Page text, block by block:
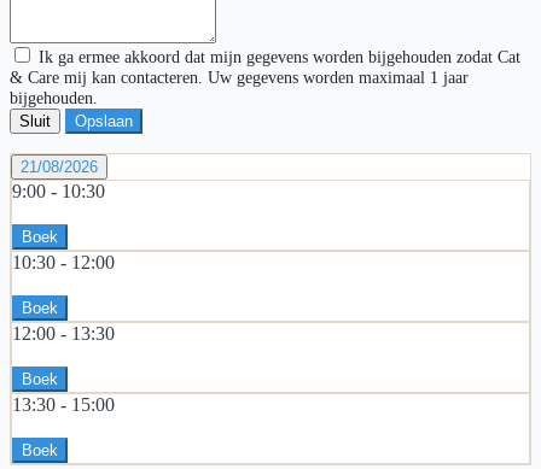
Ik ga ermee akkoord dat mijn gegevens worden bijgehouden zodat Cat
& Care mij kan contacteren. Uw gegevens worden maximaal 1 jaar
bijgehouden.
Sluit Opslaan
21/08/2026
9:00 - 10:30
Boek
10:30 - 12:00
Boek
12:00 - 13:30
Boek
13:30 - 15:00
Boek